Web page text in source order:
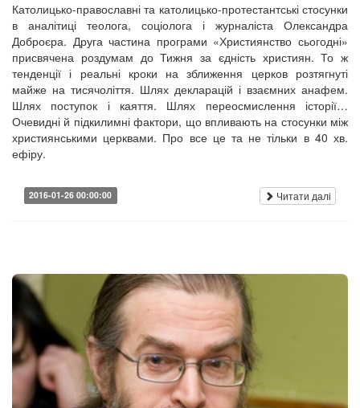
Католицько-православні та католицько-протестантські стосунки
в аналітиці теолога, соціолога і журналіста Олександра
Доброєра. Друга частина програми «Християнство сьогодні»
присвячена роздумам до Тижня за єдність християн. То ж
тенденції і реальні кроки на зближення церков розтягнуті
майже на тисячоліття. Шлях декларацій і взаємних анафем.
Шлях поступок і каяття. Шлях переосмислення історії…
Очевидні й підкилимні фактори, що впливають на стосунки між
християнськими церквами. Про все це та не тільки в 40 хв.
ефіру.
2016-01-26 00:00:00 Читати далі